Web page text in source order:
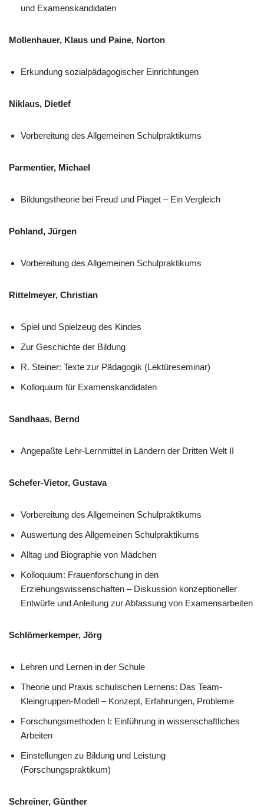
und Examenskandidaten
Mollenhauer, Klaus und Paine, Norton
Erkundung sozialpädagogischer Einrichtungen
Niklaus, Dietlef
Vorbereitung des Allgemeinen Schulpraktikums
Parmentier, Michael
Bildungstheorie bei Freud und Piaget – Ein Vergleich
Pohland, Jürgen
Vorbereitung des Allgemeinen Schulpraktikums
Rittelmeyer, Christian
Spiel und Spielzeug des Kindes
Zur Geschichte der Bildung
R. Steiner: Texte zur Pädagogik (Lektüreseminar)
Kolloquium für Examenskandidaten
Sandhaas, Bernd
Angepaßte Lehr-Lernmittel in Ländern der Dritten Welt II
Schefer-Vietor, Gustava
Vorbereitung des Allgemeinen Schulpraktikums
Auswertung des Allgemeinen Schulpraktikums
Alltag und Biographie von Mädchen
Kolloquium: Frauenforschung in den
Erziehungswissenschaften – Diskussion konzeptioneller
Entwürfe und Anleitung zur Abfassung von Examensarbeiten
Schlömerkemper, Jörg
Lehren und Lernen in der Schule
Theorie und Praxis schulischen Lernens: Das Team-
Kleingruppen-Modell – Konzept, Erfahrungen, Probleme
Forschungsmethoden I: Einführung in wissenschaftliches
Arbeiten
Einstellungen zu Bildung und Leistung
(Forschungspraktikum)
Schreiner, Günther